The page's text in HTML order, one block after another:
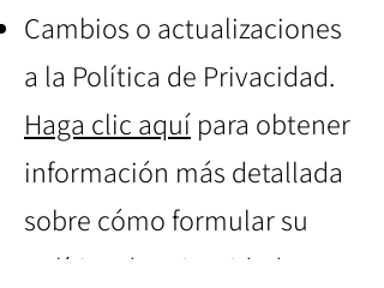
Cambios o actualizaciones
a la Política de Privacidad.
Haga clic aquí para obtener
información más detallada
sobre cómo formular su
política de privacidad.